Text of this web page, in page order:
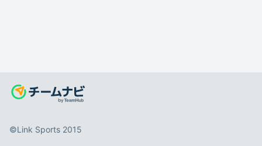
©️Link Sports 2015